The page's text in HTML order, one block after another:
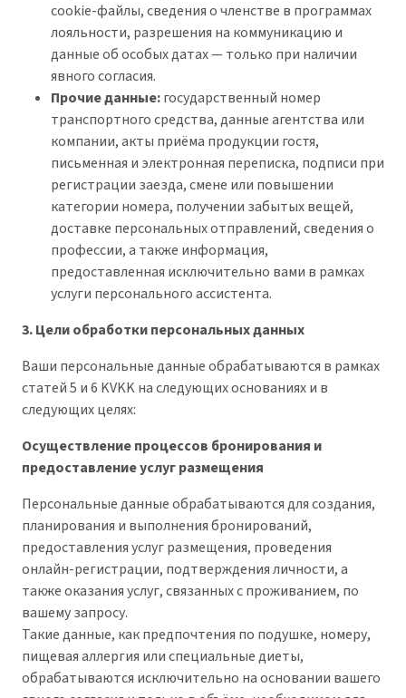
cookie-файлы, сведения о членстве в программах
лояльности, разрешения на коммуникацию и
данные об особых датах — только при наличии
явного согласия.
Прочие данные:государственный номер
транспортного средства, данные агентства или
компании, акты приёма продукции гостя,
письменная и электронная переписка, подписи при
регистрации заезда, смене или повышении
категории номера, получении забытых вещей,
доставке персональных отправлений, сведения о
профессии, а также информация,
предоставленная исключительно вами в рамках
услуги персонального ассистента.
3. Цели обработки персональных данных
Ваши персональные данные обрабатываются в рамках
статей 5 и 6 KVKK на следующих основаниях и в
следующих целях:
Осуществление процессов бронирования и
предоставление услуг размещения
Персональные данные обрабатываются для создания,
планирования и выполнения бронирований,
предоставления услуг размещения, проведения
онлайн-регистрации, подтверждения личности, а
также оказания услуг, связанных с проживанием, по
вашему запросу.
Такие данные, как предпочтения по подушке, номеру,
пищевая аллергия или специальные диеты,
обрабатываются исключительно на основании вашего